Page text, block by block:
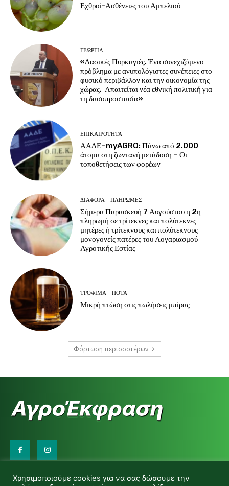
Εχθροί-Ασθένειες του Αμπελιού
ΓΕΩΡΓΊΑ
«Δασικές Πυρκαγιές. Ένα συνεχιζόμενο
πρόβλημα με ανυπολόγιστες συνέπειες στο
φυσικό περιβάλλον και την οικονομία της
χώρας. Απαιτείται νέα εθνική πολιτική για
τη δασοπροστασία»
ΕΠΙΚΑΙΡΌΤΗΤΑ
ΑΑΔΕ–myAGRO: Πάνω από 2.000
άτομα στη ζωντανή μετάδοση – Οι
τοποθετήσεις των φορέων
ΔΙΆΦΟΡΑ - ΠΛΗΡΩΜΈΣ
Σήμερα Παρασκευή 7 Αυγούστου η 2η
πληρωμή σε τρίτεκνες και πολύτεκνες
μητέρες ή τρίτεκνους και πολύτεκνους
μονογονείς πατέρες του Λογαριασμού
Αγροτικής Εστίας
ΤΡΌΦΙΜΑ - ΠΟΤΆ
Μικρή πτώση στις πωλήσεις μπίρας
Φόρτωση περισσοτέρων
d.makas@yahoo.gr
Χρησιμοποιούμε cookies για να σας δώσουμε την